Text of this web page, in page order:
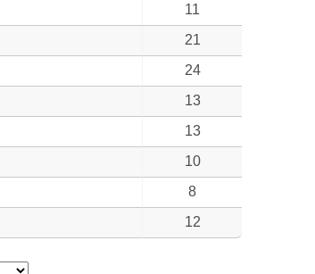
11
21
24
13
13
10
8
12